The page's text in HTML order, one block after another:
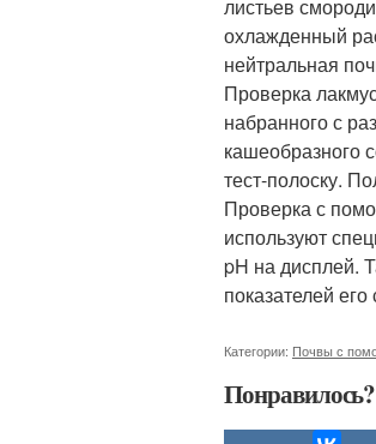
листьев
охлажденный
нейтральная
Проверка
набранного с
кашеобразного
тест-полоску.
Проверка с
используют
pH на дисплей.
показателей
Категории: Почвы с